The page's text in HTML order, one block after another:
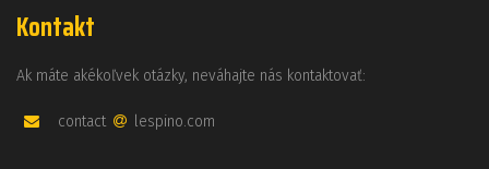
Kontakt
Ak máte akékoľvek otázky, neváhajte nás kontaktovať:
contact lespino.com